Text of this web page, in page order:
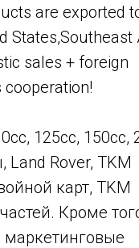
are exported
States,Southeast
sales + foreign
125cc, 150cc,
Rover, TKM
карт, TKM
Кроме
маркетинговые